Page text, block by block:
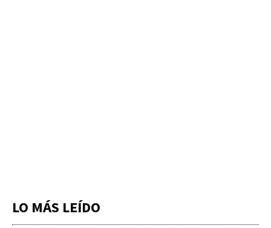
LO MÁS LEÍDO